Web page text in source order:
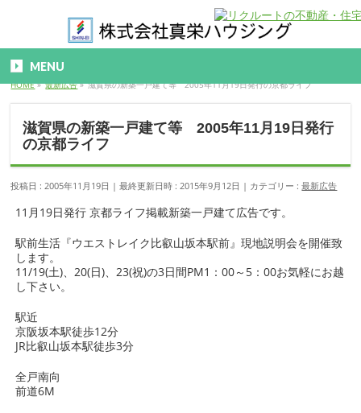
MENU
HOME» 最新広告» 滋賀県の新築一戸建て等 2005年11月19日発行の京都ライフ
滋賀県の新築一戸建て等 2005年11月19日発行
の京都ライフ
投稿日 : 2005年11月19日 最終更新日時 : 2015年9月12日 カテゴリー :最新広告
11月19日発行 京都ライフ掲載新築一戸建て広告です。
駅前生活『ウエストレイク比叡山坂本駅前』現地説明会を開催致
します。
11/19(土)、20(日)、23(祝)の3日間PM1：00～5：00お気軽にお越
し下さい。
駅近
京阪坂本駅徒歩12分
JR比叡山坂本駅徒歩3分
全戸南向
前道6M